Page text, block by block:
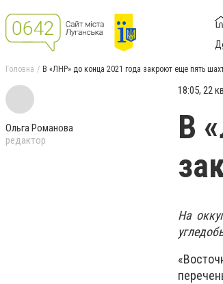
Головна В «ЛНР» до конца 2021 года закроют еще пять
Ольга Романова
редактор
18:05, 22
В
На